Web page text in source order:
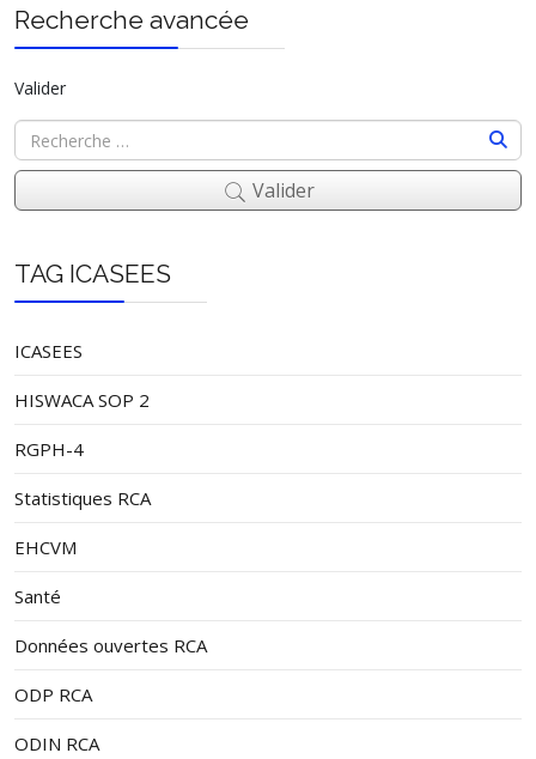
Recherche avancée
Valider
Valider
TAG ICASEES
ICASEES
HISWACA SOP 2
RGPH-4
Statistiques RCA
EHCVM
Santé
Données ouvertes RCA
ODP RCA
ODIN RCA